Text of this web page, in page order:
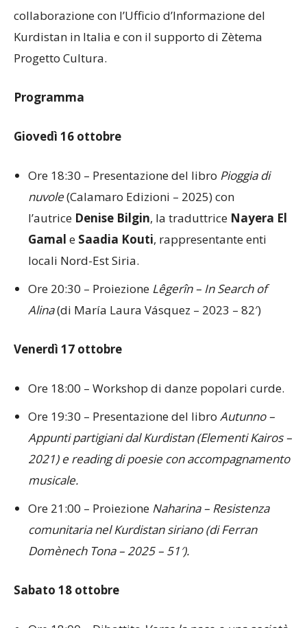
collaborazione con l’Ufficio d’Informazione del
Kurdistan in Italia e con il supporto di Zètema
Progetto Cultura.
Programma
Giovedì 16 ottobre
Ore 18:30 – Presentazione del libro Pioggia di
nuvole(Calamaro Edizioni – 2025) con
l’autrice Denise Bilgin, la traduttrice Nayera El
Gamal e Saadia Kouti, rappresentante enti
locali Nord-Est Siria.
Ore 20:30 – Proiezione Lêgerîn – In Search of
Alina(di María Laura Vásquez – 2023 – 82′)
Venerdì 17 ottobre
Ore 18:00 – Workshop di danze popolari curde.
Ore 19:30 – Presentazione del libro Autunno –
Appunti partigiani dal Kurdistan (Elementi Kairos –
2021) e reading di poesie con accompagnamento
musicale.
Ore 21:00 – Proiezione Naharina – Resistenza
comunitaria nel Kurdistan siriano (di Ferran
Domènech Tona – 2025 – 51′).
Sabato 18 ottobre